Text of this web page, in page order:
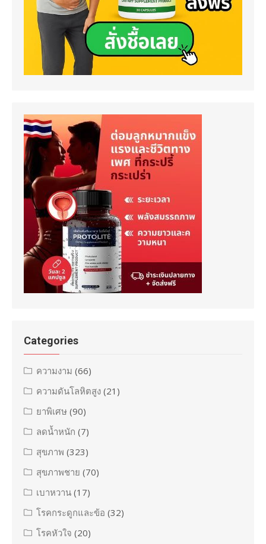
Categories
ความงาม (66)
ความดันโลหิตสูง (21)
ยาพิเศษ (90)
ลดน้ำหนัก (7)
สุขภาพ (323)
สุขภาพชาย (70)
เบาหวาน (17)
โรคกระดูกและข้อ (32)
โรคหัวใจ (20)